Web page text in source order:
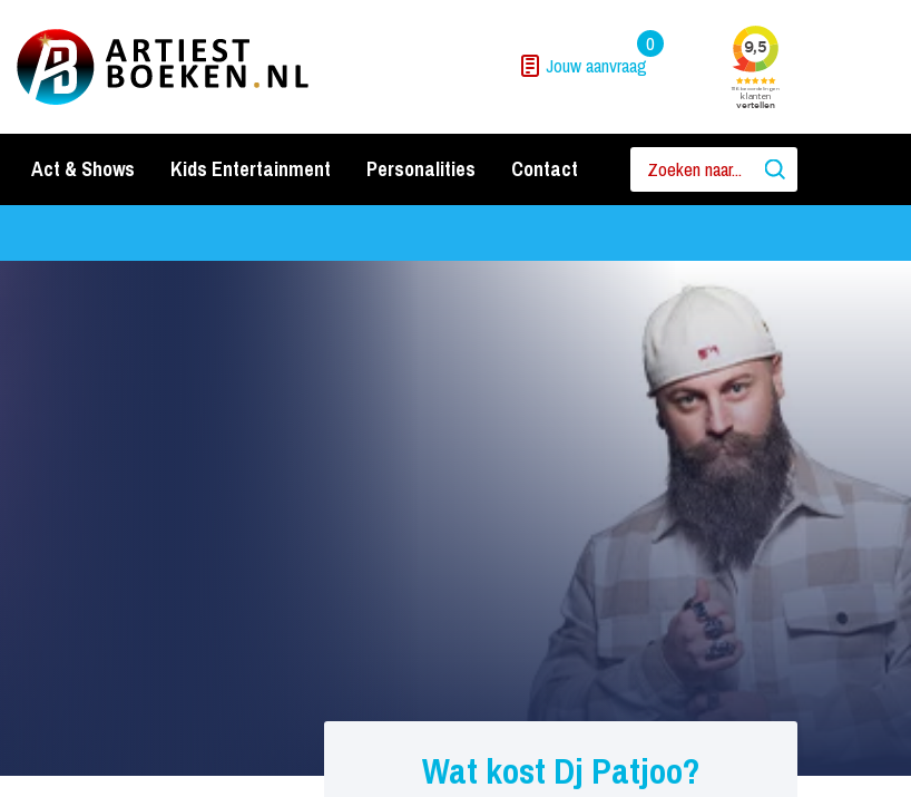
Jouw aanvraag
0
Act & Shows Kids Entertainment Personalities Contact
Wat kost Dj Patjoo?